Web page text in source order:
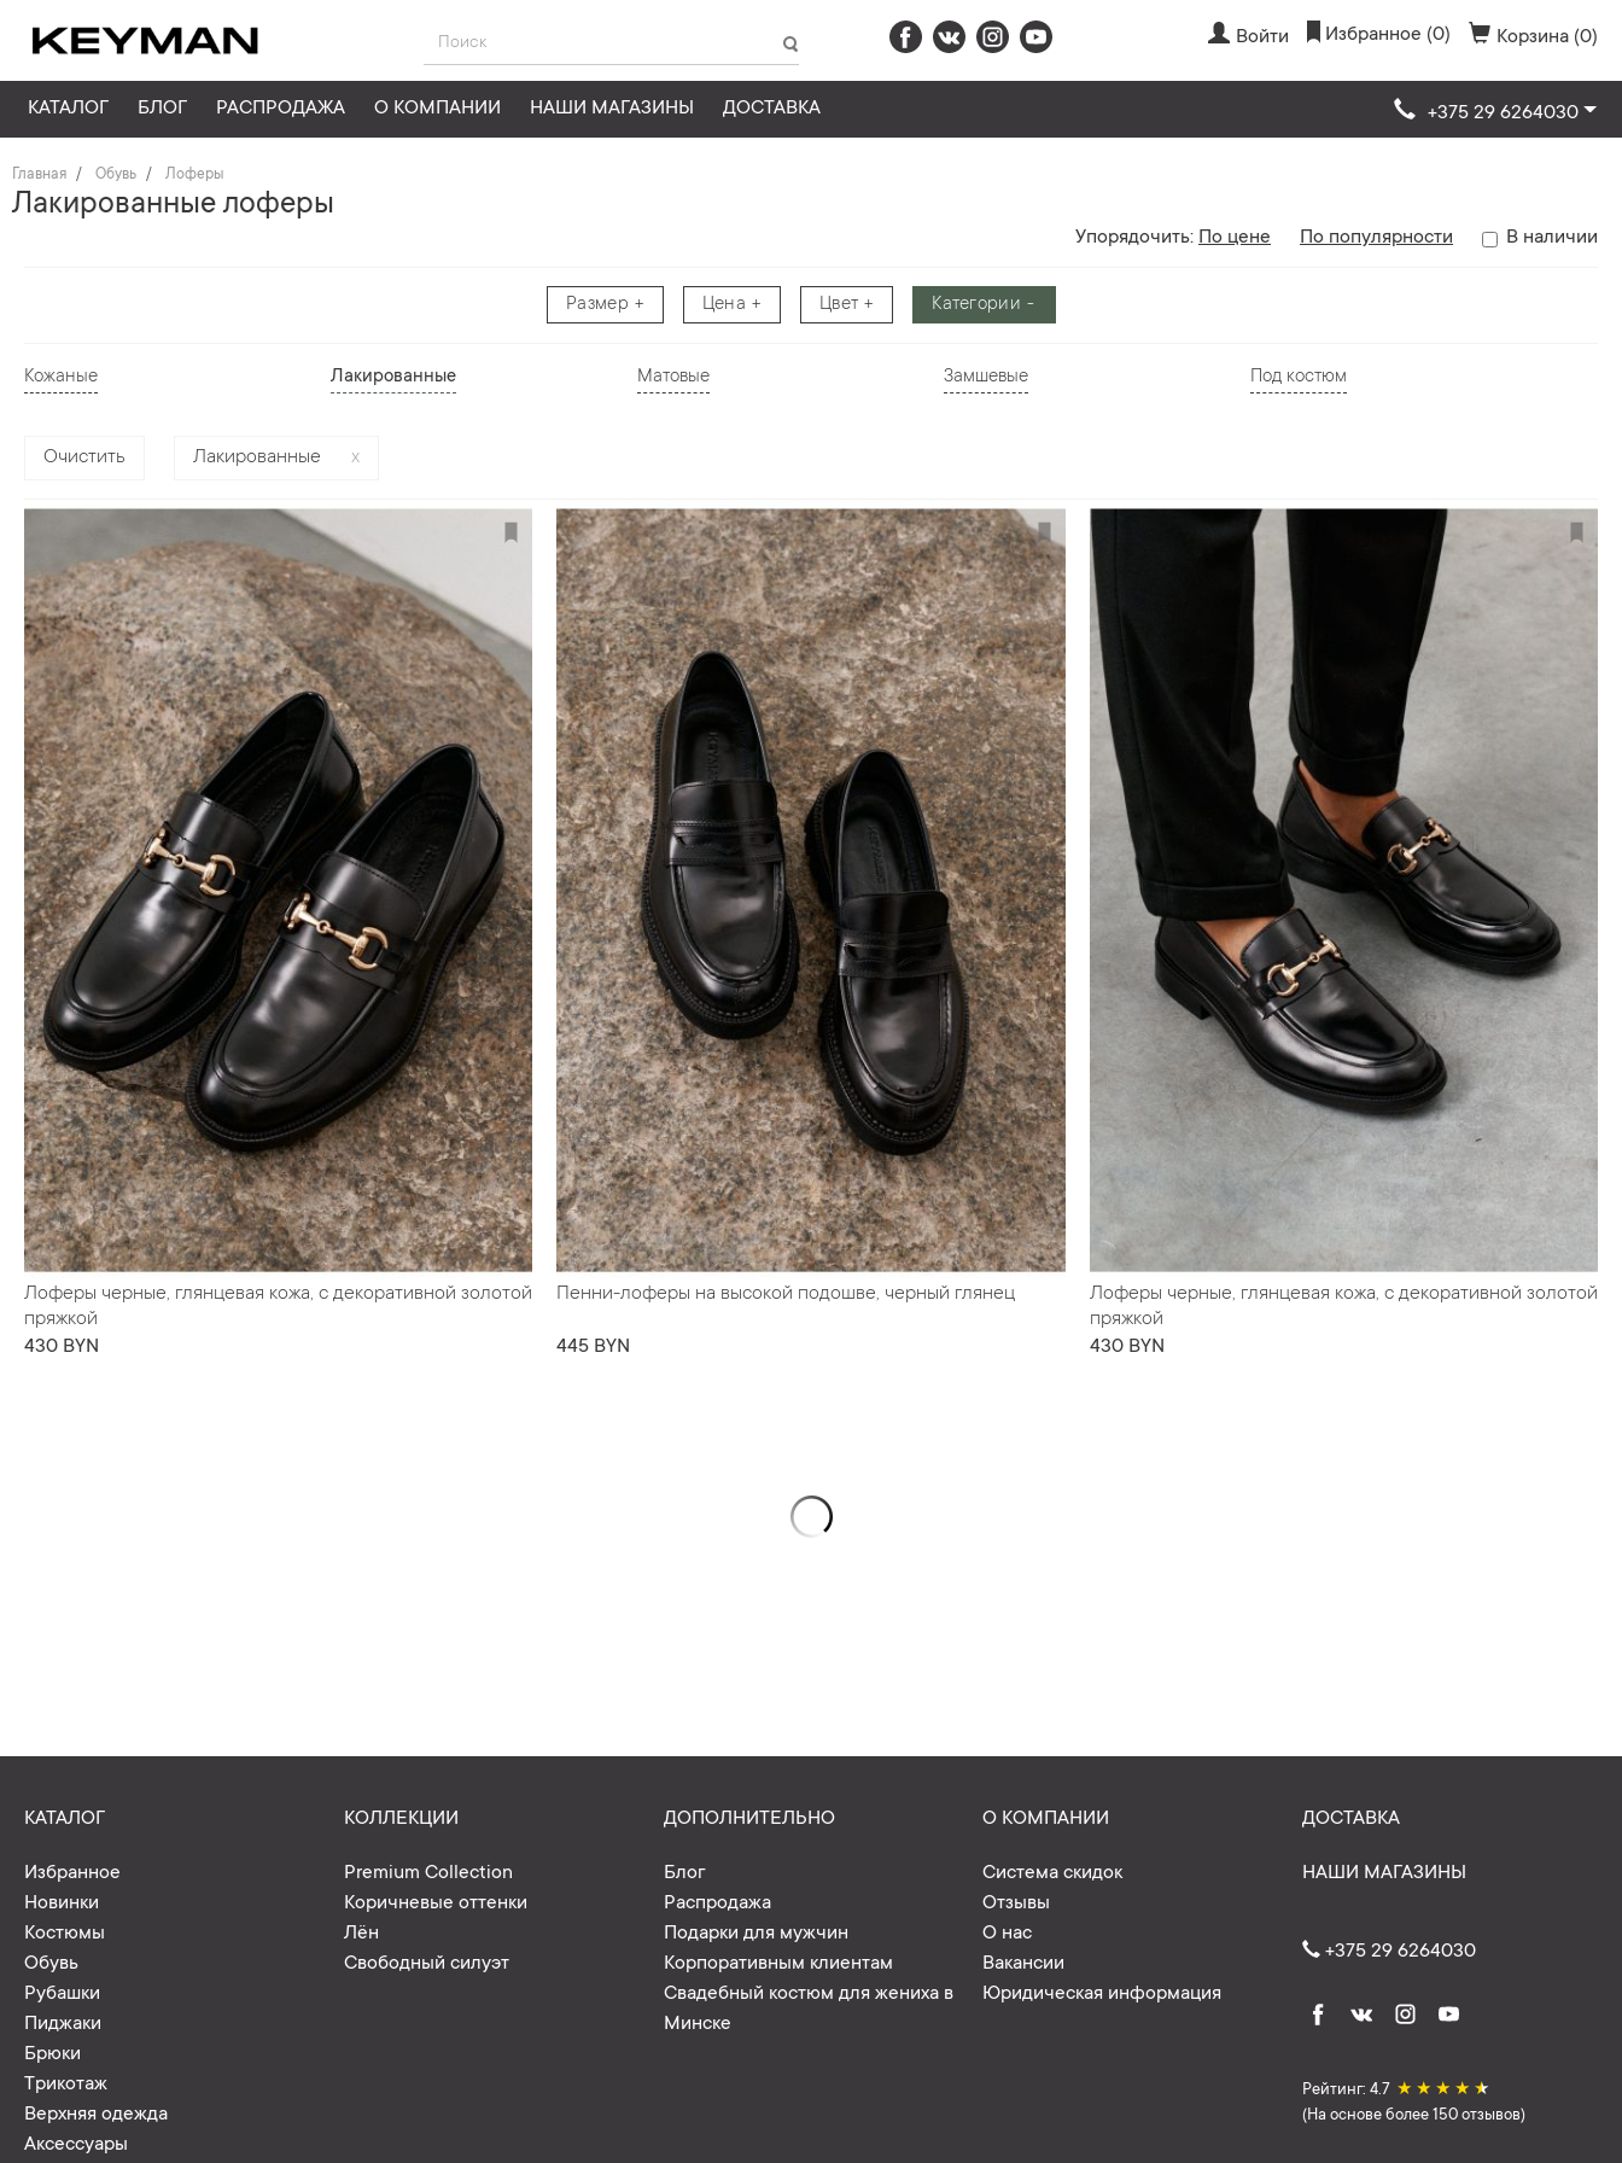
Войти Избранное (0) Корзина (0)
КАТАЛОГ О КОМПАНИИ НАШИ МАГАЗИНЫ ДОСТАВКА
РАСПРОДАЖА
БЛОГ +375 29 6264030
Главная Обувь Лоферы
Лакированные лоферы
Упорядочить: По цене По популярности В наличии
Размер Цена Цвет Категории
Кожаные Лакированные Матовые Замшевые Под костюм
Очистить Лакированные
Лоферы черные, глянцевая кожа, с декоративной золотой
пряжкой
430 BYN
Пенни-лоферы на высокой подошве, черный глянец
445 BYN
Лоферы черные, глянцевая кожа, с декоративной золотой
пряжкой
430 BYN
КАТАЛОГ
Избранное
Новинки
Костюмы
Обувь
Рубашки
Пиджаки
Брюки
Трикотаж
Верхняя одежда
Аксессуары
КОЛЛЕКЦИИ
Premium Collection
Коричневые оттенки
Лён
Свободный силуэт
ДОПОЛНИТЕЛЬНО
Блог
Распродажа
Подарки для мужчин
Корпоративным клиентам
Свадебный костюм для жениха в
Минске
О КОМПАНИИ
Система скидок
Отзывы
О нас
Вакансии
Юридическая информация
ДОСТАВКА
НАШИ МАГАЗИНЫ
+375 29 6264030
Рейтинг: 4.7 ★ ★ ★ ★ ★
(На основе более 150 отзывов)